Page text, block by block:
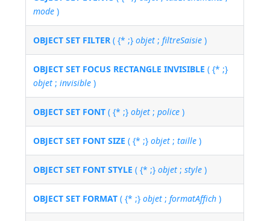
mode )
OBJECT SET FILTER ( {* ;}objet ;filtreSaisie )
OBJECT SET FOCUS RECTANGLE INVISIBLE ( {* ;}
objet ;invisible )
OBJECT SET FONT ( {* ;}objet ;police )
OBJECT SET FONT SIZE ( {* ;}objet ;taille )
OBJECT SET FONT STYLE ( {* ;}objet ;style )
OBJECT SET FORMAT ( {* ;}objet ;formatAffich )